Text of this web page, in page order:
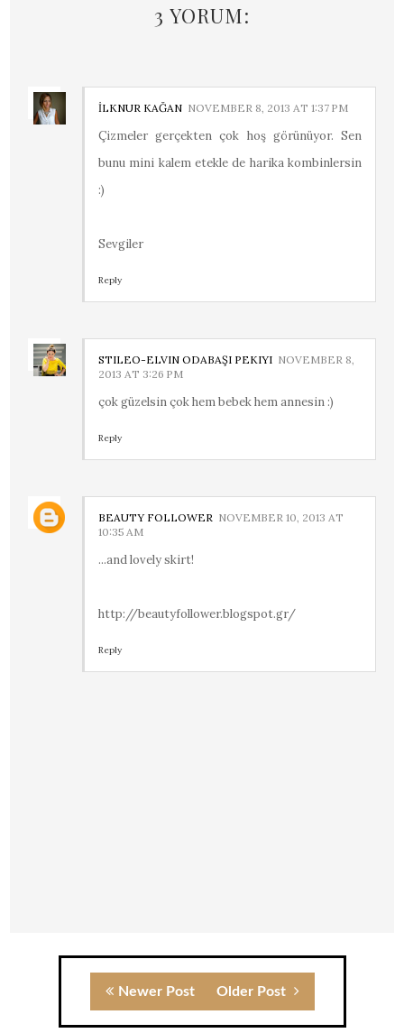
3 YORUM:
İLKNUR KAĞAN NOVEMBER 8, 2013 AT 1:37 PM
Çizmeler gerçekten çok hoş görünüyor. Sen
bunu mini kalem etekle de harika kombinlersin
:)
Sevgiler
Reply
STILEO-ELVIN ODABAŞI PEKIYI NOVEMBER 8,
2013 AT 3:26 PM
çok güzelsin çok hem bebek hem annesin :)
Reply
BEAUTY FOLLOWER NOVEMBER 10, 2013 AT
10:35 AM
...and lovely skirt!
http://beautyfollower.blogspot.gr/
Reply
Newer Post Older Post